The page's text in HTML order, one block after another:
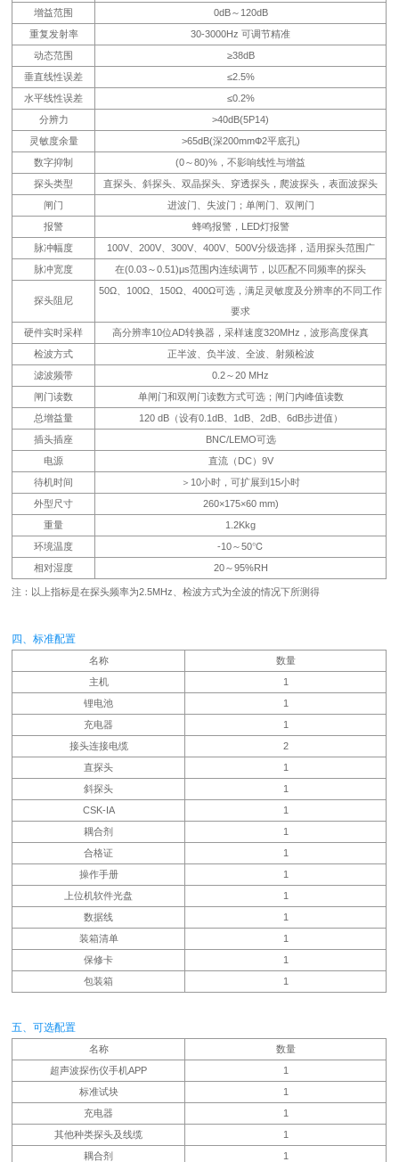
增益范围
0dB～120dB
重复发射率
30-3000Hz 可调节精准
动态范围
≥38dB
垂直线性误差
≤2.5%
水平线性误差
≤0.2%
分辨力
>40dB(5P14)
灵敏度余量
>65dB(深200mmФ2平底孔)
数字抑制
(0～80)%，不影响线性与增益
探头类型
直探头、斜探头、双晶探头、穿透探头，爬波探头，表面波探头
闸门
进波门、失波门；单闸门、双闸门
报警
蜂鸣报警，LED灯报警
脉冲幅度
100V、200V、300V、400V、500V分级选择，适用探头范围广
脉冲宽度
在(0.03～0.51)μs范围内连续调节，以匹配不同频率的探头
探头阻尼
50Ω、100Ω、150Ω、400Ω可选，满足灵敏度及分辨率的不同工作
要求
硬件实时采样
高分辨率10位AD转换器，采样速度320MHz，波形高度保真
检波方式
正半波、负半波、全波、射频检波
滤波频带
0.2～20 MHz
闸门读数
单闸门和双闸门读数方式可选；闸门内峰值读数
总增益量
120 dB（设有0.1dB、1dB、2dB、6dB步进值）
插头插座
BNC/LEMO可选
电源
直流（DC）9V
待机时间
＞10小时，可扩展到15小时
外型尺寸
260×175×60 mm)
重量
1.2Kkg
环境温度
-10～50℃
相对湿度
20～95%RH
注：以上指标是在探头频率为2.5MHz、检波方式为全波的情况下所测得
四、标准配置
名称
数量
主机
1
锂电池
1
充电器
1
接头连接电缆
2
直探头
1
斜探头
1
CSK-IA
1
耦合剂
1
合格证
1
操作手册
1
上位机软件光盘
1
数据线
1
装箱清单
1
保修卡
1
包装箱
1
五、可选配置
名称
数量
超声波探伤仪手机APP
1
标准试块
1
充电器
1
其他种类探头及线缆
1
耦合剂
1